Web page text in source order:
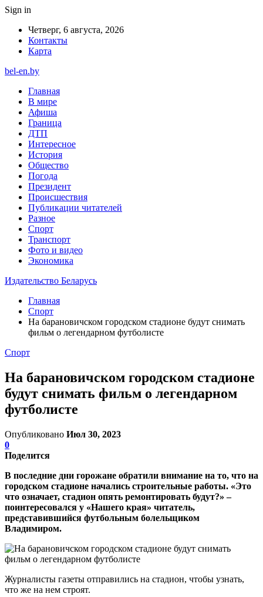
Sign in
Четверг, 6 августа, 2026
Контакты
Карта
bel-en.by
Главная
В мире
Афиша
Граница
ДТП
Интересное
История
Общество
Погода
Президент
Происшествия
Публикации читателей
Разное
Спорт
Транспорт
Фото и видео
Экономика
Издательство Беларусь
Главная
Спорт
На барановичском городском стадионе будут снимать
фильм о легендарном футболисте
Спорт
На барановичском городском стадионе
будут снимать фильм о легендарном
футболисте
Опубликовано Июл 30, 2023
0
Поделится
В последние дни горожане обратили внимание на то, что на
городском стадионе начались строительные работы. «Это
что означает, стадион опять ремонтировать будут?» –
поинтересовался у «Нашего края» читатель,
представившийся футбольным болельщиком
Владимиром.
Журналисты газеты отправились на стадион, чтобы узнать,
что же на нем строят.